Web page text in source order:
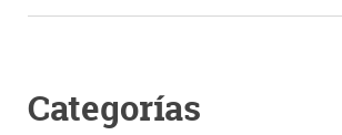
Categorías